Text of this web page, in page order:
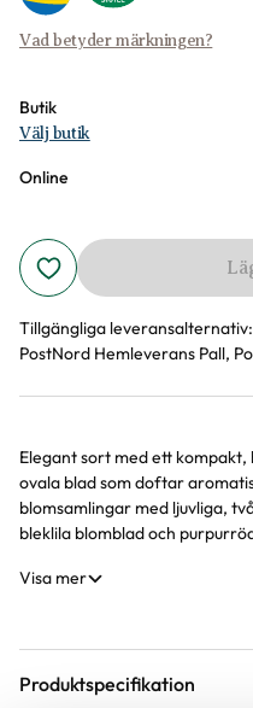
Vad betyder märkningen?
Butik
Välj butik
Online
Tillgängliga leveransalternativ:
PostNord Hemleverans Pall,
Elegant sort med ett
ovala blad som doftar
blomsamlingar med ljuvliga,
bleklila blomblad och
Visa mer
Produktspecifikation